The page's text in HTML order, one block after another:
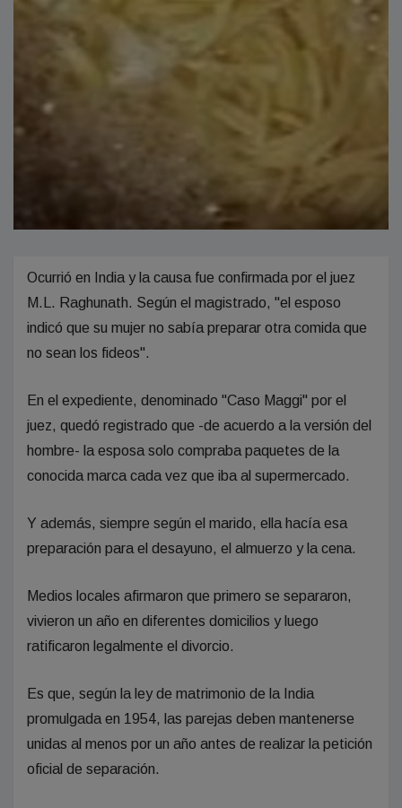
Ocurrió en India y la causa fue confirmada por el juez
M.L. Raghunath. Según el magistrado, "el esposo
indicó que su mujer no sabía preparar otra comida que
no sean los fideos".
En el expediente, denominado "Caso Maggi" por el
juez, quedó registrado que -de acuerdo a la versión del
hombre- la esposa solo compraba paquetes de la
conocida marca cada vez que iba al supermercado.
Y además, siempre según el marido, ella hacía esa
preparación para el desayuno, el almuerzo y la cena.
Medios locales afirmaron que primero se separaron,
vivieron un año en diferentes domicilios y luego
ratificaron legalmente el divorcio.
Es que, según la ley de matrimonio de la India
promulgada en 1954, las parejas deben mantenerse
unidas al menos por un año antes de realizar la petición
oficial de separación.